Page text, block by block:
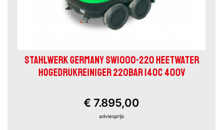
STAHLWERK GERMANY SW1000-220 HEETWATER
HOGEDRUKREINIGER 220BAR 140C 400V
€ 7.895,00
adviesprijs